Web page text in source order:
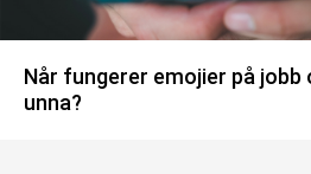
Når fungerer emojier på jobb
unna?